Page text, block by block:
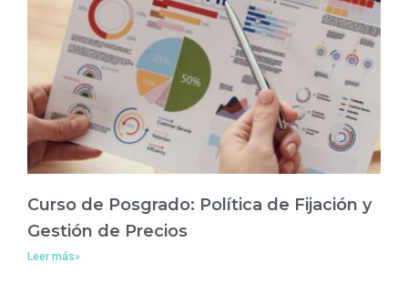
Curso de Posgrado: Política de Fijación y
Gestión de Precios
Leer más»